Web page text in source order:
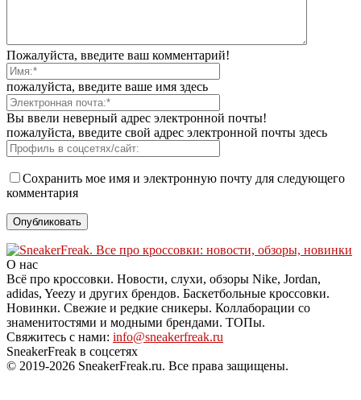
Пожалуйста, введите ваш комментарий!
пожалуйста, введите ваше имя здесь
Вы ввели неверный адрес электронной почты!
пожалуйста, введите свой адрес электронной почты здесь
Сохранить мое имя и электронную почту для следующего
комментария
О нас
Всё про кроссовки. Новости, слухи, обзоры Nike, Jordan,
adidas, Yeezy и других брендов. Баскетбольные кроссовки.
Новинки. Свежие и редкие сникеры. Коллаборации со
знаменитостями и модными брендами. ТОПы.
Свяжитесь с нами: info@sneakerfreak.ru
SneakerFreak в соцсетях
© 2019-2026 SneakerFreak.ru. Все права защищены.